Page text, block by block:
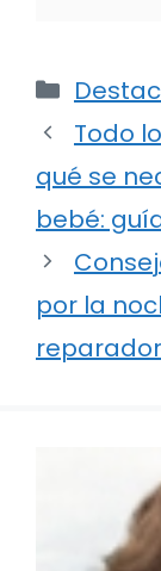
Todo
qué se
bebé:
por la
reparador